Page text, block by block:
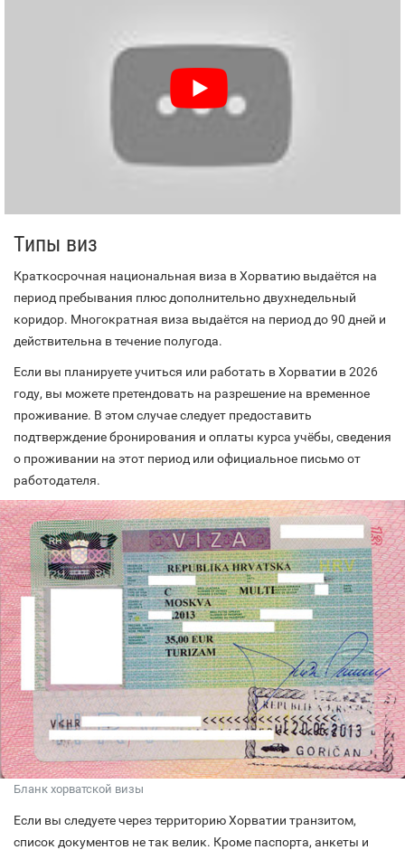
Типы виз
Краткосрочная национальная виза в Хорватию выдаётся на
период пребывания плюс дополнительно двухнедельный
коридор. Многократная виза выдаётся на период до 90 дней и
действительна в течение полугода.
Если вы планируете учиться или работать в Хорватии в 2026
году, вы можете претендовать на разрешение на временное
проживание. В этом случае следует предоставить
подтверждение бронирования и оплаты курса учёбы, сведения
о проживании на этот период или официальное письмо от
работодателя.
Бланк хорватской визы
Если вы следуете через территорию Хорватии транзитом,
список документов не так велик. Кроме паспорта, анкеты и